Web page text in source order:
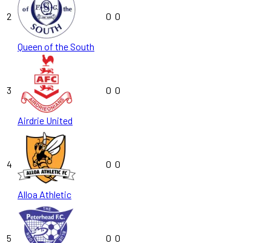
2
Queen of the South
0 0
3
Airdrie United
0 0
4
Alloa Athletic
0 0
5 0 0